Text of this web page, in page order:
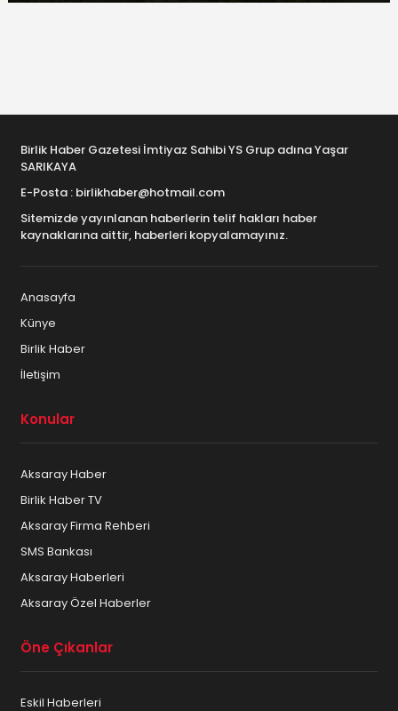
Birlik Haber Gazetesi İmtiyaz Sahibi YS Grup adına Yaşar
SARIKAYA
E-Posta : birlikhaber@hotmail.com
Sitemizde yayınlanan haberlerin telif hakları haber
kaynaklarına aittir, haberleri kopyalamayınız.
Anasayfa
Künye
Birlik Haber
İletişim
Konular
Aksaray Haber
Birlik Haber TV
Aksaray Firma Rehberi
SMS Bankası
Aksaray Haberleri
Aksaray Özel Haberler
Öne Çıkanlar
Eskil Haberleri